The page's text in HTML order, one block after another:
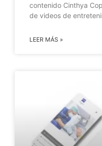
contenido Cinthya
de videos de
LEER MÁS »